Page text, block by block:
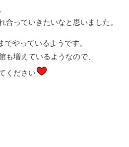
合っていきたいなと思いました。
でやっているようです。
も増えているようなので、
ください